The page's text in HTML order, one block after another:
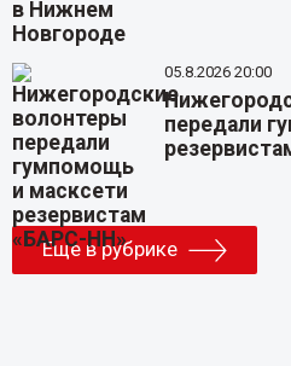
05.8.2026 20:00
передали
Еще в рубрике